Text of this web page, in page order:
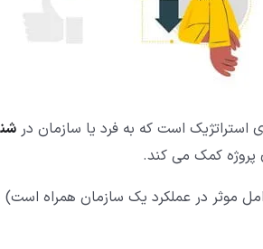
پروژه کمک می کند.
در عملکرد یک سازمان همراه است)